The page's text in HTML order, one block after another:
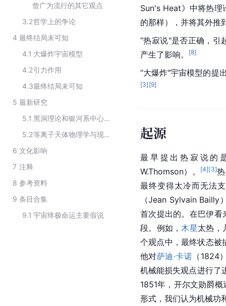
曾广为流行的其它观点
3.2哲学上的争论
4 最终结局未可知
4.1 大爆炸宇宙模型
4.2引力作用
4.3最终结局未可知
5 最新研究
5.1
黑洞理论和银河系中心黑洞的发现
5.2
等离子天体物理学与现代等离子体宇宙观
6 文化影响
7 注释
8 参考资料
9 条目合集
9.1 宇宙终极命运主要假说
Sun's Heat》中将热理
的那样），并将其外推
“热寂说"是否正确，引
产生了影响。
[8]
“大爆炸"宇宙模型的提
[3] [9]
起源
最早提出热寂说的
W.Thomson）。
[4][3]
最终变得太冷而无法
（Jean Sylvain Bailly
首次提出的。在巴伊看
段。例如， 木星太热，
个观点中，最终状态被
他对萨迪·卡诺 （1824
机械能损失观点进行了
1851年， 开尔文勋爵概
形式，我们认为机械功